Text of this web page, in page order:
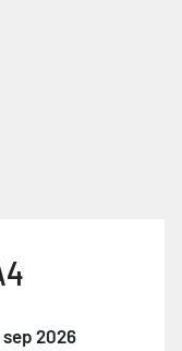
2026